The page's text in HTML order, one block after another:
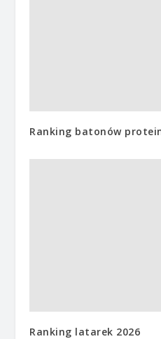
Ranking batonów
Ranking latarek 2026